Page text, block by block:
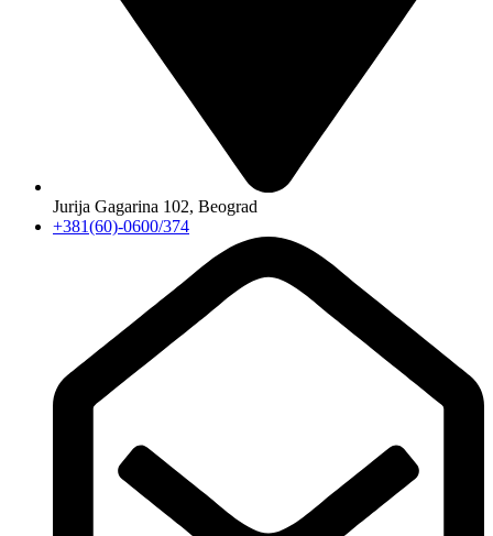
Jurija Gagarina 102, Beograd
+381(60)-0600/374